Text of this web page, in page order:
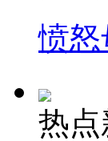
愤
热点